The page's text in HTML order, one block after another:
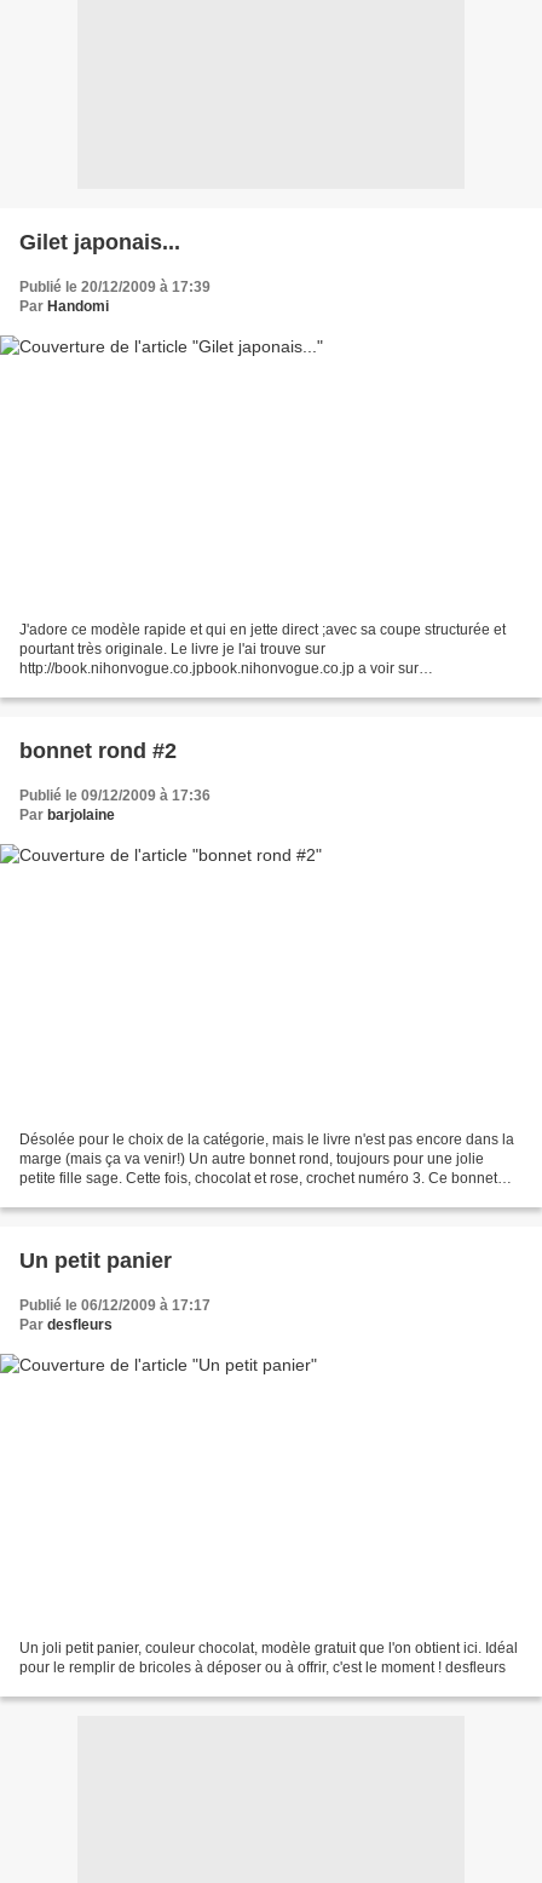
Gilet japonais...
Publié le 20/12/2009 à 17:39
Par Handomi
J'adore ce modèle rapide et qui en jette direct ;avec sa coupe structurée et
pourtant très originale. Le livre je l'ai trouve sur
http://book.nihonvogue.co.jpbook.nihonvogue.co.jp a voir sur
bonnet rond #2
Publié le 09/12/2009 à 17:36
Par barjolaine
Désolée pour le choix de la catégorie, mais le livre n'est pas encore dans la
marge (mais ça va venir!) Un autre bonnet rond, toujours pour une jolie
petite fille sage. Cette fois, chocolat et rose, crochet numéro 3. Ce bonnet
Un petit panier
Publié le 06/12/2009 à 17:17
Par desfleurs
Un joli petit panier, couleur chocolat, modèle gratuit que l'on obtient ici. Idéal
pour le remplir de bricoles à déposer ou à offrir, c'est le moment ! desfleurs